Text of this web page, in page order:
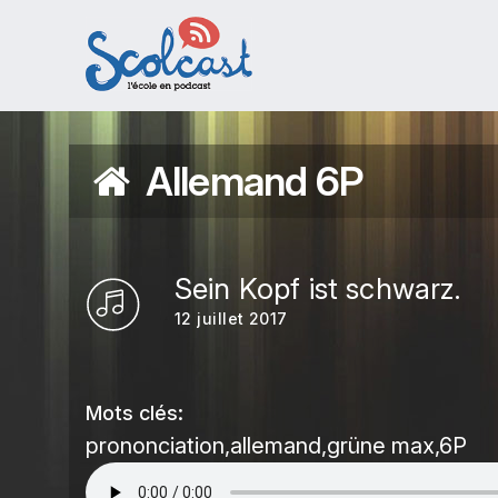
Aller au contenu principal
Allemand 6P
Sein Kopf ist schwarz.
12 juillet 2017
Mots clés:
prononciation allemand grüne max 6P